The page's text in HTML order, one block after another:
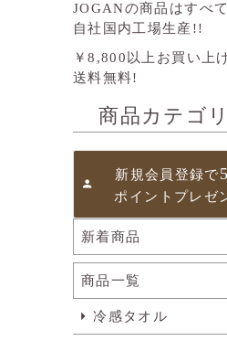
JOGANの商品はすべて
自社国内工場生産!!
￥8,800以上お買い上
送料無料!
商品カテゴ
新規会員登録で
ポイントプレゼ
新着商品
商品一覧
冷感タオル